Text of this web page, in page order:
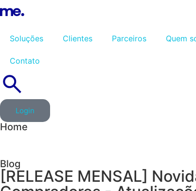
Soluções Clientes Parceiros Quem
Contato
Login
Home
Blog
[RELEASE MENSAL]